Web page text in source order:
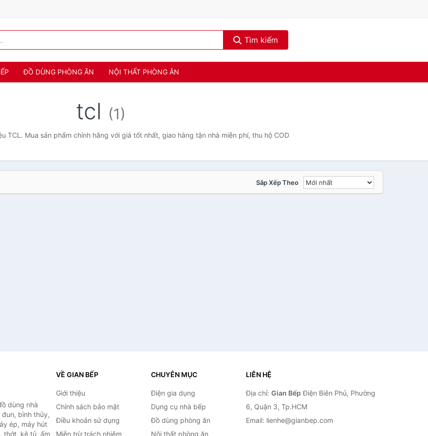
Tìm kiếm
ĐỒ DÙNG PHÒNG ĂN NỘI THẤT PHÒNG ĂN
tcl (1)
TCL. Mua sản phẩm chính hãng với giá tốt nhất, giao hàng tận nhà miễn phí, thu hộ COD
Sắp Xếp Theo
dùng nhà
bình thủy,
ép, máy hút
thớt, kệ tủ, ấm
VỀ GIAN BẾP
Giới thiệu
Chính sách bảo mật
Điều khoản sử dụng
Miễn trừ trách nhiệm
CHUYÊN MỤC
Điện gia dụng
Dụng cụ nhà bếp
Đồ dùng phòng ăn
Nội thất phòng ăn
LIÊN HỆ
Địa chỉ: Gian Bếp Điện Biên Phủ, Phường
6, Quận 3, Tp.HCM
Email: lienhe@gianbep.com